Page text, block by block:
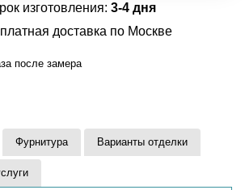
изготовления: 3-4 дня
доставка по Москве
после замера
Фурнитура Варианты отделки